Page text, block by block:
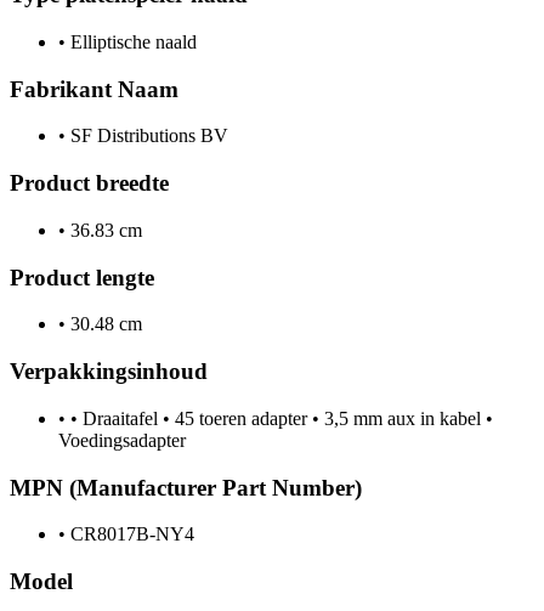
• Elliptische naald
Fabrikant Naam
• SF Distributions BV
Product breedte
• 36.83 cm
Product lengte
• 30.48 cm
Verpakkingsinhoud
• • Draaitafel • 45 toeren adapter • 3,5 mm aux in kabel •
Voedingsadapter
MPN (Manufacturer Part Number)
• CR8017B-NY4
Model